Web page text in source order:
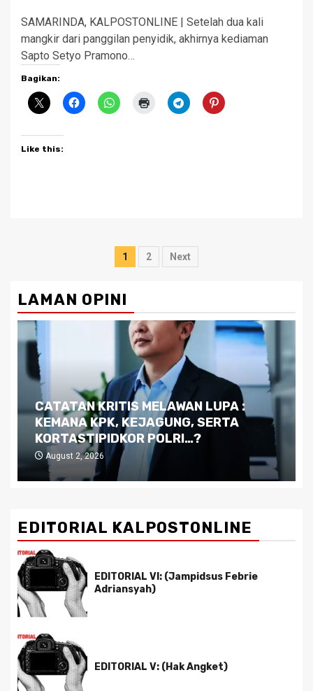
SAMARINDA, KALPOSTONLINE | Setelah dua kali
mangkir dari panggilan penyidik, akhirnya kediaman
Sapto Setyo Pramono…
Bagikan:
Like this:
Posts
1 2 Next
LAMAN OPINI
Dilema Kaltim di Tengah Krisis:
Kutukan Sumber Daya Alam dan
Pemimpin yang Tak Kreatif
July 29, 2026
EDITORIAL KALPOSTONLINE
EDITORIAL VI: (Jampidsus Febrie
Adriansyah)
EDITORIAL V: (Hak Angket)